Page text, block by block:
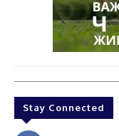
Stay Connected